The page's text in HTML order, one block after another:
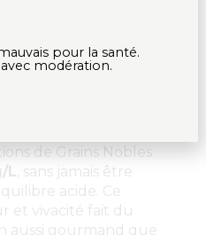
équilibre le sucre et
au vin. Le niveau
de Grains Nobles
L , sans jamais être
acide. Ce
et vivacité fait du
aussi gourmand que
pour la santé.
modération.